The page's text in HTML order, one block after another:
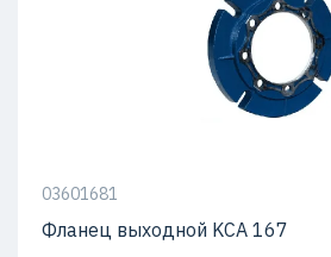
03601681
Фланец выходной KCA 167